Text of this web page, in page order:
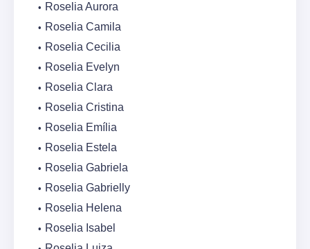
Roselia Aurora
Roselia Camila
Roselia Cecilia
Roselia Evelyn
Roselia Clara
Roselia Cristina
Roselia Emília
Roselia Estela
Roselia Gabriela
Roselia Gabrielly
Roselia Helena
Roselia Isabel